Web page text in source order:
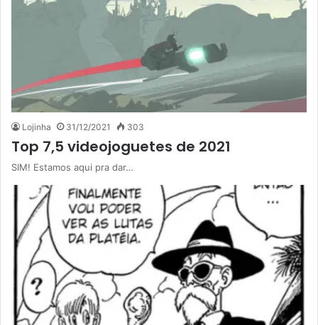
Lojinha 31/12/2021 303
Top 7,5 videojoguetes de 2021
SIM! Estamos aqui pra dar…